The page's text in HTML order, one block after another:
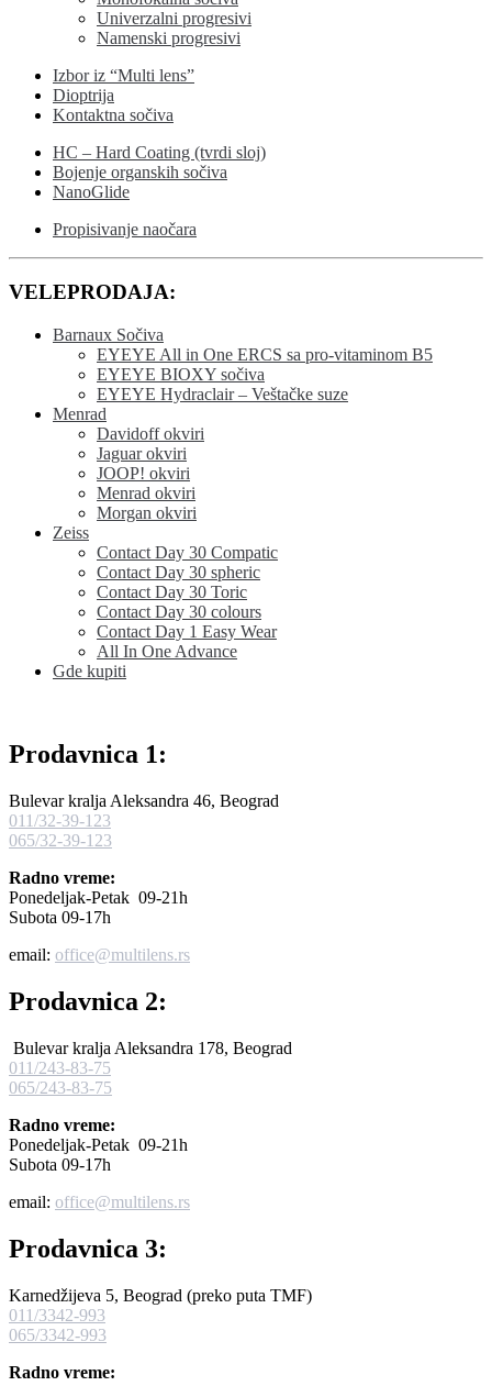
Univerzalni progresivi
Namenski progresivi
Izbor iz “Multi lens”
Dioptrija
Kontaktna sočiva
HC – Hard Coating (tvrdi sloj)
Bojenje organskih sočiva
NanoGlide
Propisivanje naočara
VELEPRODAJA:
Barnaux Sočiva
EYEYE All in One ERCS sa pro-vitaminom B5
EYEYE BIOXY sočiva
EYEYE Hydraclair – Veštačke suze
Menrad
Davidoff okviri
Jaguar okviri
JOOP! okviri
Menrad okviri
Morgan okviri
Zeiss
Contact Day 30 Compatic
Contact Day 30 spheric
Contact Day 30 Toric
Contact Day 30 colours
Contact Day 1 Easy Wear
All In One Advance
Gde kupiti
Prodavnica 1:
Bulevar kralja Aleksandra 46, Beograd
011/32-39-123
065/32-39-123
Radno vreme:
Ponedeljak-Petak 09-21h
Subota 09-17h
email: office@multilens.rs
Prodavnica 2:
Bulevar kralja Aleksandra 178, Beograd
011/243-83-75
065/243-83-75
Radno vreme:
Ponedeljak-Petak 09-21h
Subota 09-17h
email: office@multilens.rs
Prodavnica 3:
Karnedžijeva 5, Beograd (preko puta TMF)
011/3342-993
065/3342-993
Radno vreme: